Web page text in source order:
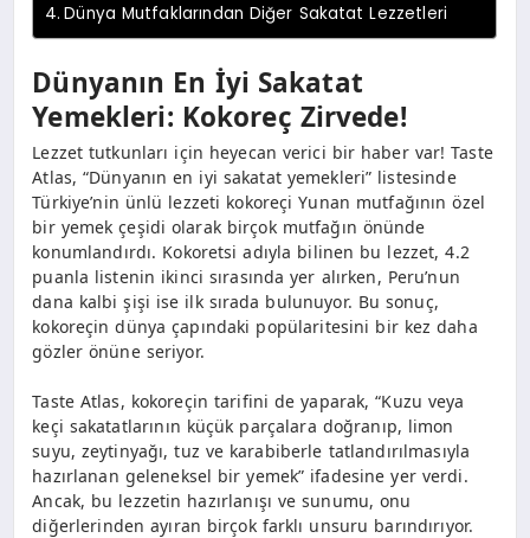
Dünya Mutfaklarından Diğer Sakatat Lezzetleri
Dünyanın En İyi Sakatat
Yemekleri: Kokoreç Zirvede!
Lezzet tutkunları için heyecan verici bir haber var! Taste
Atlas, “Dünyanın en iyi sakatat yemekleri” listesinde
Türkiye’nin ünlü lezzeti kokoreçi Yunan mutfağının özel
bir yemek çeşidi olarak birçok mutfağın önünde
konumlandırdı. Kokoretsi adıyla bilinen bu lezzet, 4.2
puanla listenin ikinci sırasında yer alırken, Peru’nun
dana kalbi şişi ise ilk sırada bulunuyor. Bu sonuç,
kokoreçin dünya çapındaki popülaritesini bir kez daha
gözler önüne seriyor.
Taste Atlas, kokoreçin tarifini de yaparak, “Kuzu veya
keçi sakatatlarının küçük parçalara doğranıp, limon
suyu, zeytinyağı, tuz ve karabiberle tatlandırılmasıyla
hazırlanan geleneksel bir yemek” ifadesine yer verdi.
Ancak, bu lezzetin hazırlanışı ve sunumu, onu
diğerlerinden ayıran birçok farklı unsuru barındırıyor.